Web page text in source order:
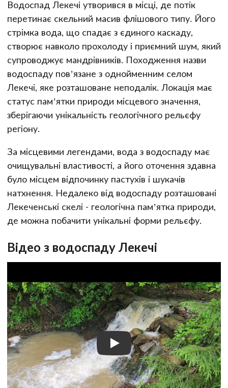
Водоспад Лекечі утворився в місці, де потік
перетинає скельний масив флішового типу. Його
стрімка вода, що спадає з єдиного каскаду,
створює навколо прохолоду і приємний шум, який
супроводжує мандрівників. Походження назви
водоспаду пов’язане з однойменним селом
Лекечі, яке розташоване неподалік. Локація має
статус пам’ятки природи місцевого значення,
зберігаючи унікальність геологічного рельєфу
регіону.
За місцевими легендами, вода з водоспаду має
очищувальні властивості, а його оточення здавна
було місцем відпочинку пастухів і шукачів
натхнення. Недалеко від водоспаду розташовані
Лекеченські скелі - геологічна пам’ятка природи,
де можна побачити унікальні форми рельєфу.
Відео з водоспаду Лекечі